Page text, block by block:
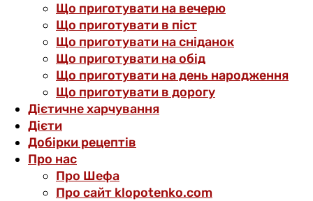
Що приготувати на вечерю
Що приготувати в піст
Що приготувати на сніданок
Що приготувати на обід
Що приготувати на день народження
Що приготувати в дорогу
Дієтичне харчування
Дієти
Добірки рецептів
Про нас
Про Шефа
Про сайт klopotenko.com